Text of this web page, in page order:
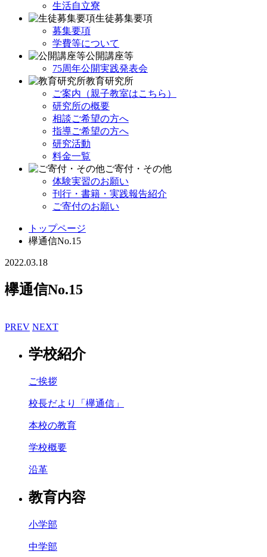
生活自立寮
生徒募集要項
募集要項
学費等について
公開講座等
75周年公開実践発表会
教育研究所
ご案内（親子教室はこちら）
研究所の概要
相談ご希望の方へ
指導ご希望の方へ
研究活動
料金一覧
ご寄付・その他
体験実習のお願い
刊行・書籍・実践報告紹介
ご寄付のお願い
トップページ
欅通信No.15
2022.03.18
欅通信No.15
PREV NEXT
学校紹介
ご挨拶
校長だより「欅通信」
本校の教育
学校概要
沿革
教育内容
小学部
中学部